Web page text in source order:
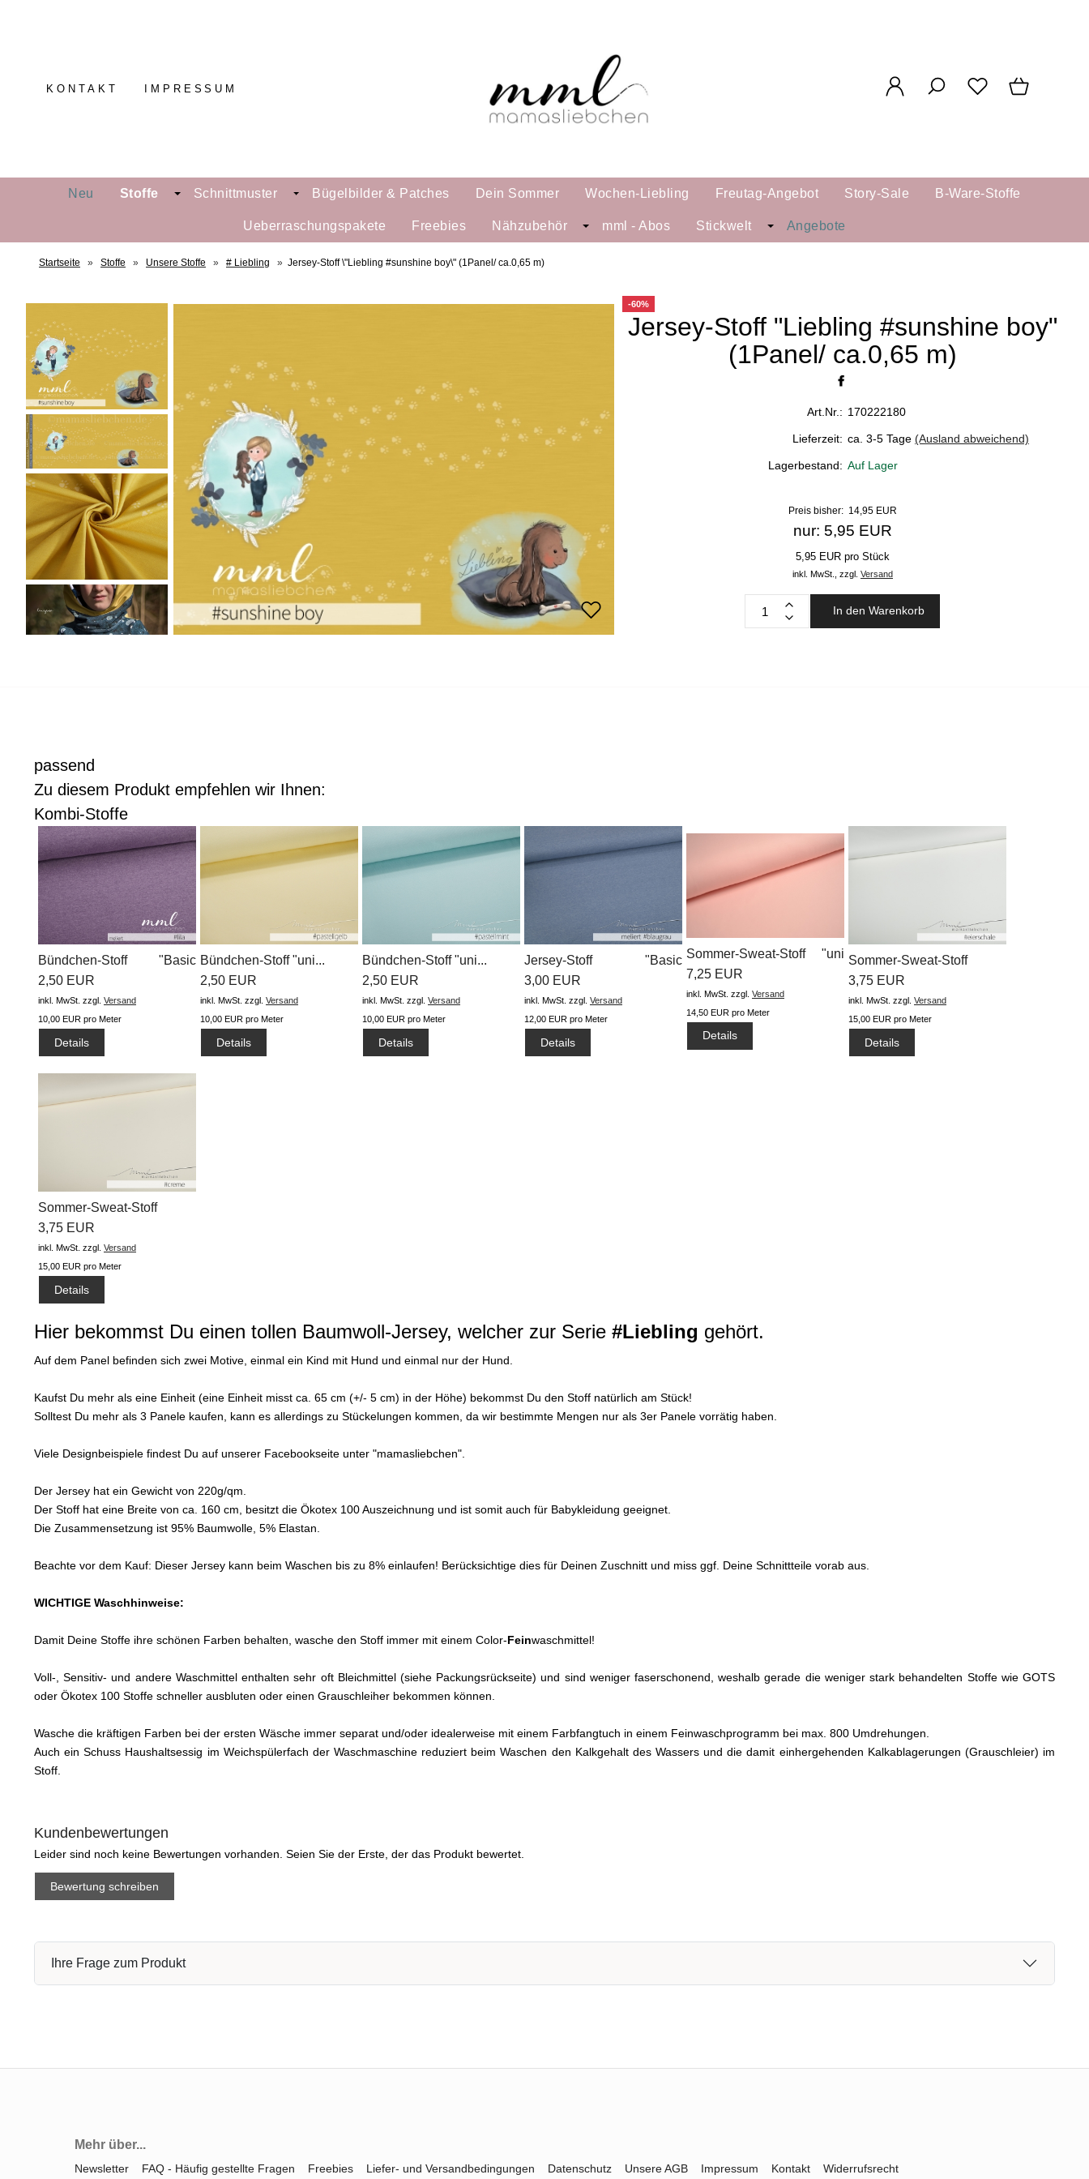
KONTAKT IMPRESSUM
Neu Stoffe Schnittmuster Bügelbilder & Patches Dein Sommer Wochen-Liebling Freutag-Angebot Story-Sale B-Ware-Stoffe
Ueberraschungspakete Freebies Nähzubehör mml - Abos Stickwelt Angebote
Startseite » Stoffe » Unsere Stoffe » # Liebling » Jersey-Stoff \"Liebling #sunshine boy\" (1Panel/ ca.0,65 m)
Jersey-Stoff "Liebling #sunshine boy"
(1Panel/ ca.0,65 m)
-60%
Art.Nr.: 170222180
Lieferzeit: ca. 3-5 Tage (Ausland abweichend)
Lagerbestand: Auf Lager
Preis bisher: 14,95 EUR
nur: 5,95 EUR
5,95 EUR pro Stück
inkl. MwSt., zzgl. Versand
In den Warenkorb
passend
Zu diesem Produkt empfehlen wir Ihnen:
Kombi-Stoffe
Bündchen-Stoff "Basic
meliert...
2,50 EUR
inkl. MwSt. zzgl. Versand
10,00 EUR pro Meter
Details
Bündchen-Stoff "uni...
2,50 EUR
inkl. MwSt. zzgl. Versand
10,00 EUR pro Meter
Details
Bündchen-Stoff "uni...
2,50 EUR
inkl. MwSt. zzgl. Versand
10,00 EUR pro Meter
Details
Jersey-Stoff "Basic
meliert...
3,00 EUR
inkl. MwSt. zzgl. Versand
12,00 EUR pro Meter
Details
Sommer-Sweat-Stoff "uni
#helles...
7,25 EUR
inkl. MwSt. zzgl. Versand
14,50 EUR pro Meter
Details
Sommer-Sweat-Stoff
"Basic uni...
3,75 EUR
inkl. MwSt. zzgl. Versand
15,00 EUR pro Meter
Details
Sommer-Sweat-Stoff
"Basic uni...
3,75 EUR
inkl. MwSt. zzgl. Versand
15,00 EUR pro Meter
Details
Hier bekommst Du einen tollen Baumwoll-Jersey, welcher zur Serie #Liebling gehört.
Auf dem Panel befinden sich zwei Motive, einmal ein Kind mit Hund und einmal nur der Hund.
Kaufst Du mehr als eine Einheit (eine Einheit misst ca. 65 cm (+/- 5 cm) in der Höhe) bekommst Du den Stoff natürlich am Stück!
Solltest Du mehr als 3 Panele kaufen, kann es allerdings zu Stückelungen kommen, da wir bestimmte Mengen nur als 3er Panele vorrätig haben.
Viele Designbeispiele findest Du auf unserer Facebookseite unter "mamasliebchen".
Der Jersey hat ein Gewicht von 220g/qm.
Der Stoff hat eine Breite von ca. 160 cm, besitzt die Ökotex 100 Auszeichnung und ist somit auch für Babykleidung geeignet.
Die Zusammensetzung ist 95% Baumwolle, 5% Elastan.
Beachte vor dem Kauf: Dieser Jersey kann beim Waschen bis zu 8% einlaufen! Berücksichtige dies für Deinen Zuschnitt und miss ggf. Deine Schnittteile vorab aus.
WICHTIGE Waschhinweise:
Damit Deine Stoffe ihre schönen Farben behalten, wasche den Stoff immer mit einem Color-Feinwaschmittel!
Voll-, Sensitiv- und andere Waschmittel enthalten sehr oft Bleichmittel (siehe Packungsrückseite) und sind weniger faserschonend, weshalb gerade die weniger stark behandelten Stoffe wie GOTS
oder Ökotex 100 Stoffe schneller ausbluten oder einen Grauschleiher bekommen können.
Wasche die kräftigen Farben bei der ersten Wäsche immer separat und/oder idealerweise mit einem Farbfangtuch in einem Feinwaschprogramm bei max. 800 Umdrehungen.
Auch ein Schuss Haushaltsessig im Weichspülerfach der Waschmaschine reduziert beim Waschen den Kalkgehalt des Wassers und die damit einhergehenden Kalkablagerungen (Grauschleier) im
Stoff.
Kundenbewertungen
Leider sind noch keine Bewertungen vorhanden. Seien Sie der Erste, der das Produkt bewertet.
Bewertung schreiben
Ihre Frage zum Produkt
Mehr über...
Newsletter FAQ - Häufig gestellte Fragen Freebies Liefer- und Versandbedingungen Datenschutz Unsere AGB Impressum Kontakt Widerrufsrecht